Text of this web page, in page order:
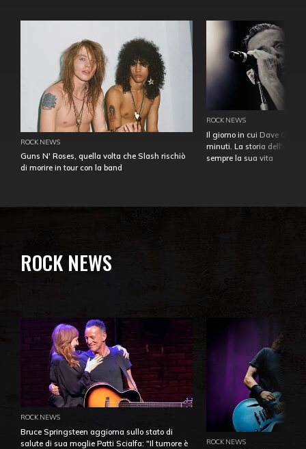
ROCK NEWS
Guns N' Roses, quella volta che Slash rischiò
di morire in tour con la band
ROCK NEWS
Il giorno in cui Dave
minuti. La storia
sempre la sua vita
ROCK NEWS
ROCK NEWS
Bruce Springsteen aggiorna sullo stato di
salute di sua moglie Patti Scialfa: "Il tumore è
ROCK NEWS